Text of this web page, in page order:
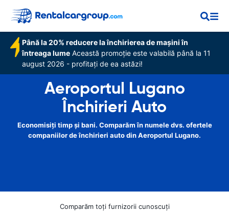
Până la 20% reducere la închirierea de mașini în
întreaga lume Această promoție este valabilă până la 11
august 2026 - profitați de ea astăzi!
Aeroportul Lugano
Închirieri Auto
Economisiți timp și bani. Comparăm în numele dvs. ofertele
companiilor de închirieri auto din Aeroportul Lugano.
Comparăm toți furnizorii cunoscuți